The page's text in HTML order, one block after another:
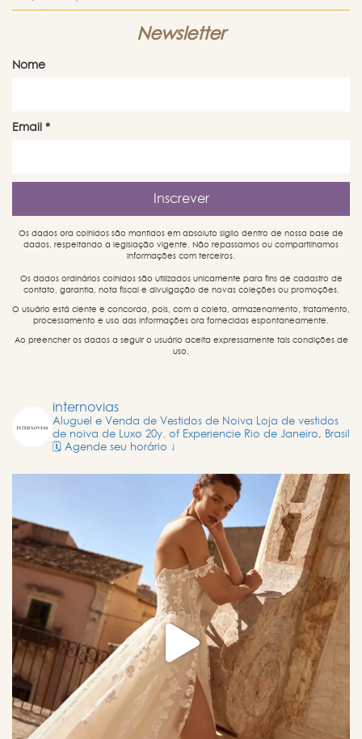
Newsletter
Nome
Email *
Os dados ora colhidos são mantidos em absoluto sigilo dentro de nossa base de
dados, respeitando a legislação vigente. Não repassamos ou compartilhamos
informações com terceiros.
Os dados ordinários colhidos são utilizados unicamente para fins de cadastro de
contato, garantia, nota fiscal e divulgação de novas coleções ou promoções.
O usuário está ciente e concorda, pois, com a coleta, armazenamento, tratamento,
processamento e uso das informações ora fornecidas espontaneamente.
Ao preencher os dados a seguir o usuário aceita expressamente tais condições de
uso.
internovias
Aluguel e Venda de Vestidos de Noiva Loja de vestidos
de noiva de Luxo 20y. of Experiencie Rio de Janeiro, Brasil
🗓️ Agende seu horário ↓